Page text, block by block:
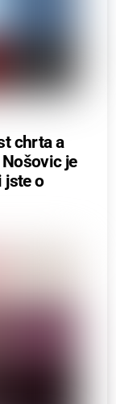
chrta a
je
jste o